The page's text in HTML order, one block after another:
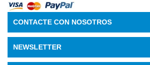
CONTACTE CON NOSOTROS
NEWSLETTER